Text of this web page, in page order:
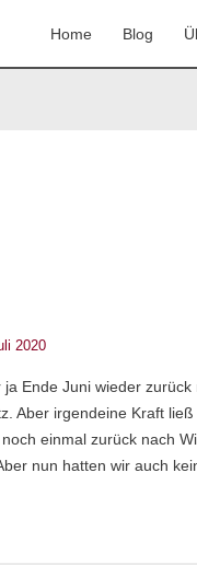
Home Blog
2020
Ende Juni wieder
Aber irgendeine Kraft
einmal zurück nach
nun hatten wir auch